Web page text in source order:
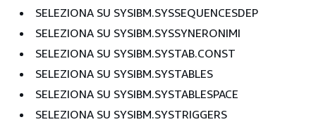
SELEZIONA SU SYSIBM.SYSSEQUENCESDEP
SELEZIONA SU SYSIBM.SYSSYNERONIMI
SELEZIONA SU SYSIBM.SYSTAB.CONST
SELEZIONA SU SYSIBM.SYSTABLES
SELEZIONA SU SYSIBM.SYSTABLESPACE
SELEZIONA SU SYSIBM.SYSTRIGGERS